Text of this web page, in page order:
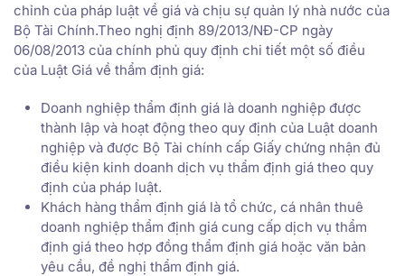
chỉnh của pháp luật về giá và chịu sự quản lý nhà nước của
Bộ Tài Chính.Theo nghị định 89/2013/NĐ-CP ngày
06/08/2013 của chính phủ quy định chi tiết một số điều
của Luật Giá về thẩm định giá:
Doanh nghiệp thẩm định giá là doanh nghiệp được
thành lập và hoạt động theo quy định của Luật doanh
nghiệp và được Bộ Tài chính cấp Giấy chứng nhận đủ
điều kiện kinh doanh dịch vụ thẩm định giá theo quy
định của pháp luật.
Khách hàng thẩm định giá là tổ chức, cá nhân thuê
doanh nghiệp thẩm định giá cung cấp dịch vụ thẩm
định giá theo hợp đồng thẩm định giá hoặc văn bản
yêu cầu, đề nghị thẩm định giá.